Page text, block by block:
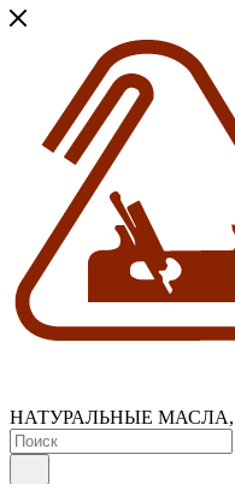
НАТУРАЛЬНЫЕ